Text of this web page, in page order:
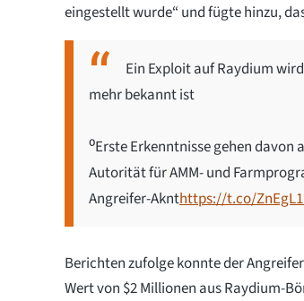
eingestellt wurde“ und fügte hinzu,
Ein Exploit auf Raydium
mehr bekannt ist
⁰Erste Erkenntnisse gehen
Autorität für AMM- und
Angreifer-Aknthttps://t.co/
Berichten zufolge konnte der
Wert von $2 Millionen aus Raydium-